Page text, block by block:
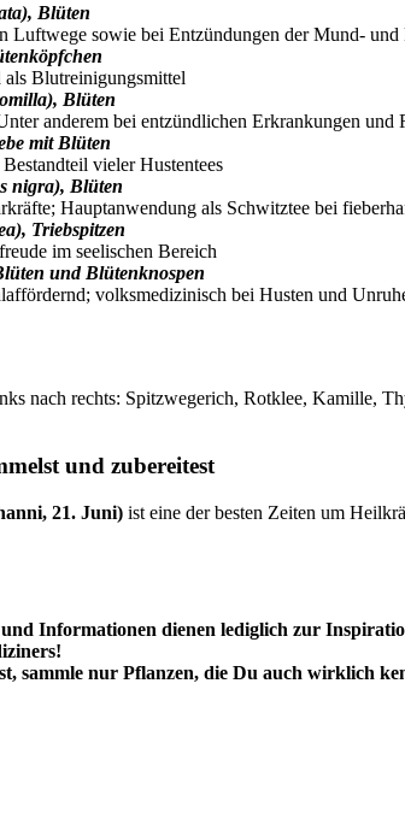
Blüten
Luftwege sowie bei Entzündungen der Mund-
Blutreinigungsmittel
Blüten
anderem bei entzündlichen Erkrankungen
mit Blüten
vieler Hustentees
nigra), Blüten
Hauptanwendung als Schwitztee bei
Triebspitzen
im seelischen Bereich
und Blütenknospen
volksmedizinisch bei Husten und
nach rechts: Spitzwegerich, Rotklee, Kamille,
und zubereitest
21. Juni) ist eine der besten Zeiten um
Informationen dienen lediglich zur
sammle nur Pflanzen, die Du auch wirklich